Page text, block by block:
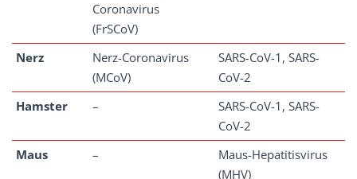
Coronavirus
(FrSCoV)
Nerz
Nerz-Coronavirus
(MCoV)
SARS-CoV-1, SARS-
CoV-2
Hamster
–
SARS-CoV-1, SARS-
CoV-2
Maus
–
Maus-Hepatitisvirus
(MHV)